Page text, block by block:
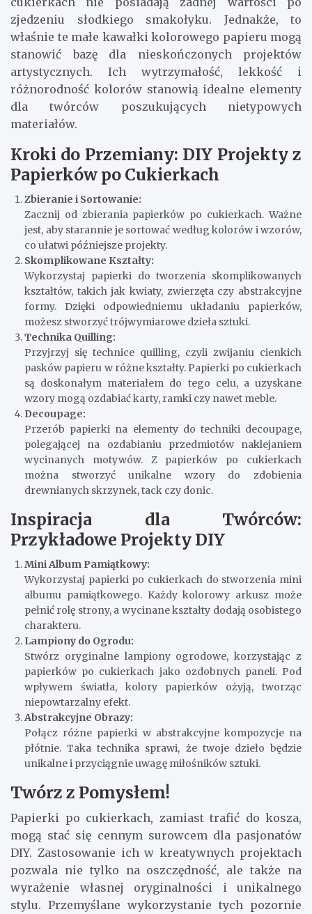
zjedzeniu słodkiego smakołyku. Jednakże, to
właśnie te małe kawałki kolorowego papieru mogą
stanowić bazę dla nieskończonych projektów
artystycznych. Ich wytrzymałość, lekkość i
różnorodność kolorów stanowią idealne elementy
dla twórców poszukujących nietypowych
materiałów.
Kroki do Przemiany: DIY Projekty z
Papierków po Cukierkach
Zbieranie i Sortowanie:
Zacznij od zbierania papierków po cukierkach. Ważne
jest, aby starannie je sortować według kolorów i wzorów,
co ułatwi późniejsze projekty.
Skomplikowane Kształty:
Wykorzystaj papierki do tworzenia skomplikowanych
kształtów, takich jak kwiaty, zwierzęta czy abstrakcyjne
formy. Dzięki odpowiedniemu układaniu papierków,
możesz stworzyć trójwymiarowe dzieła sztuki.
Technika Quilling:
Przyjrzyj się technice quilling, czyli zwijaniu cienkich
pasków papieru w różne kształty. Papierki po cukierkach
są doskonałym materiałem do tego celu, a uzyskane
wzory mogą ozdabiać karty, ramki czy nawet meble.
Decoupage:
Przerób papierki na elementy do techniki decoupage,
polegającej na ozdabianiu przedmiotów naklejaniem
wycinanych motywów. Z papierków po cukierkach
można stworzyć unikalne wzory do zdobienia
drewnianych skrzynek, tack czy donic.
Inspiracja dla Twórców:
Przykładowe Projekty DIY
Mini Album Pamiątkowy:
Wykorzystaj papierki po cukierkach do stworzenia mini
albumu pamiątkowego. Każdy kolorowy arkusz może
pełnić rolę strony, a wycinane kształty dodają osobistego
charakteru.
Lampiony do Ogrodu:
Stwórz oryginalne lampiony ogrodowe, korzystając z
papierków po cukierkach jako ozdobnych paneli. Pod
wpływem światła, kolory papierków ożyją, tworząc
niepowtarzalny efekt.
Abstrakcyjne Obrazy:
Połącz różne papierki w abstrakcyjne kompozycje na
płótnie. Taka technika sprawi, że twoje dzieło będzie
unikalne i przyciągnie uwagę miłośników sztuki.
Twórz z Pomysłem!
Papierki po cukierkach, zamiast trafić do kosza,
mogą stać się cennym surowcem dla pasjonatów
DIY. Zastosowanie ich w kreatywnych projektach
pozwala nie tylko na oszczędność, ale także na
wyrażenie własnej oryginalności i unikalnego
stylu. Przemyślane wykorzystanie tych pozornie